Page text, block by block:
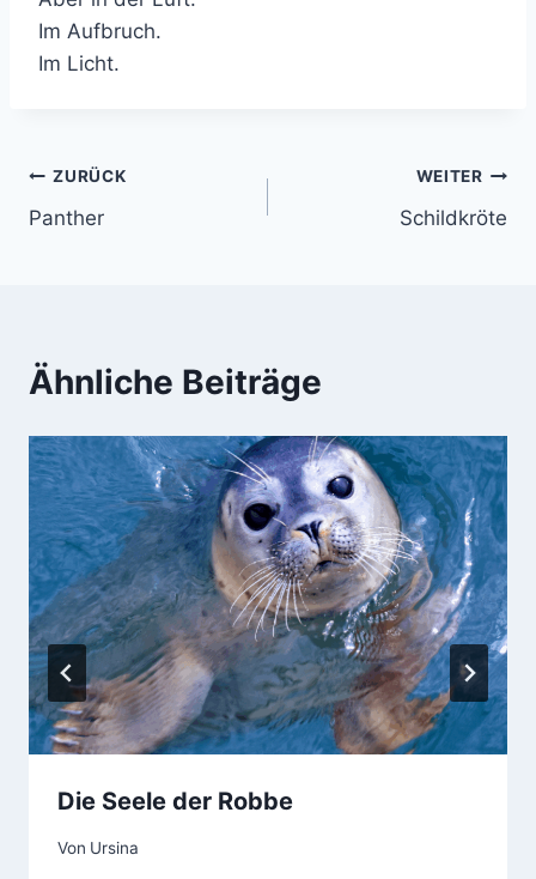
Im Aufbruch.
Im Licht.
Beitragsnavigation
ZURÜCK
Panther
WEITER
Schildkröte
Ähnliche Beiträge
Die Seele der Robbe
Von Ursina